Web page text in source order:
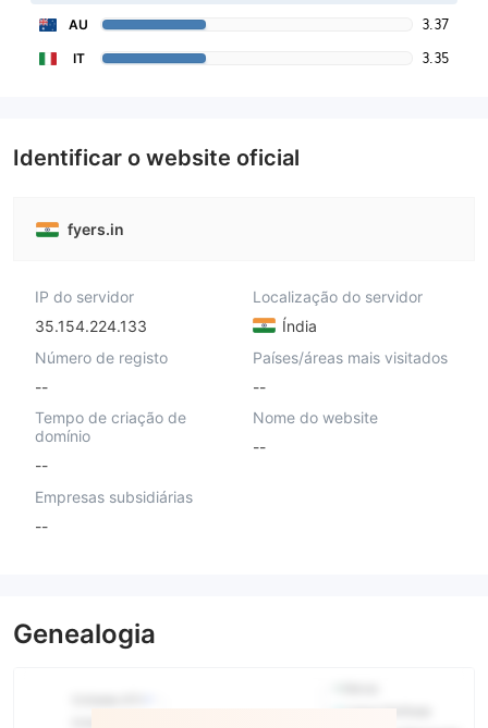
AU 3.37
IT 3.35
Identificar o website oficial
fyers.in
IP do servidor
35.154.224.133
Localização do servidor
Índia
Número de registo
--
Países/áreas mais visitados
--
Tempo de criação de
domínio
--
Nome do website
--
Empresas subsidiárias
--
Genealogia